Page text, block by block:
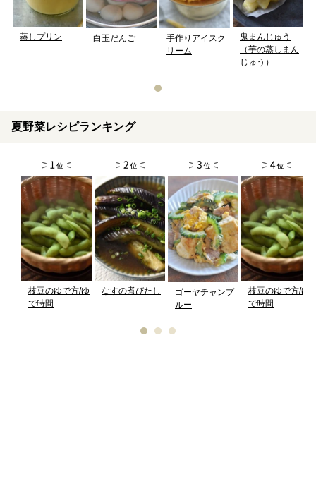
蒸しプリン 白玉だんご
手作りアイスク
リーム
鬼まんじゅう
（芋の蒸しまん
じゅう）
夏野菜レシピランキング
枝豆のゆで方/ゆ
で時間
なすの煮びたし
ゴーヤチャンプ
ルー
枝豆のゆで方/ゆ
で時間